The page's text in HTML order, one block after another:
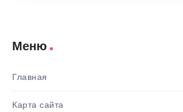
Меню
Главная
Карта сайта